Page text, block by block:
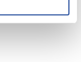
di alta